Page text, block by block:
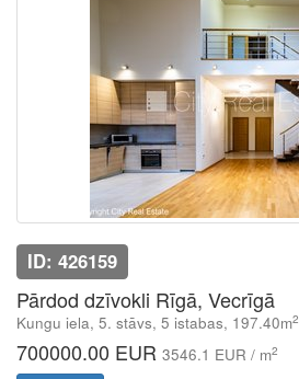
ID: 426159
Pārdod dzīvokli Rīgā, Vecrīgā
Kungu iela, 5. stāvs, 5 istabas, 197.40m2
700000.00 EUR 3546.1 EUR / m2